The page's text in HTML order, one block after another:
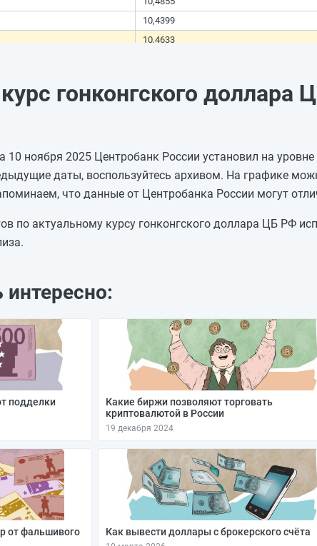
10,4399
10,4633
10,4854
10,4283
10,4283
10,4283
гонконгского доллара
10 ноября 2025 Центробанк России установил на
даты, воспользуйтесь архивом. На графике
что данные от Центробанка России могут
по актуальному курсу гонконгского доллара ЦБ РФ
подделки
Какие биржи позволяют торговать
криптовалютой в России
19 декабря 2024
от фальшивого Как вывести доллары с брокерского счёта